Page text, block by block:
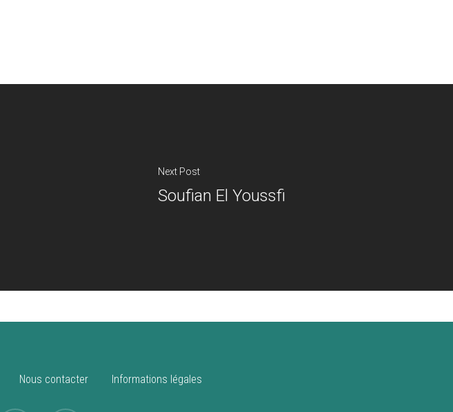
Next Post
Soufian El Youssfi
Nous contacter Informations légales